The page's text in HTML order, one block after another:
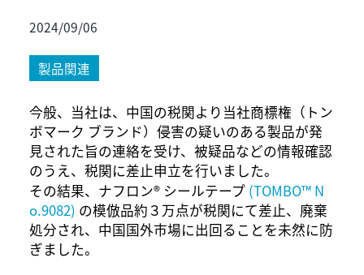
2024/09/06
製品関連
今般、当社は、中国の税関より当社商標権（トン
ボマーク ブランド）侵害の疑いのある製品が発
見された旨の連絡を受け、被疑品などの情報確認
のうえ、税関に差止申立を行いました。
その結果、ナフロン® シールテープ (TOMBO™ N
o.9082) の模倣品約３万点が税関にて差止、廃棄
処分され、中国国外市場に出回ることを未然に防
ぎました。